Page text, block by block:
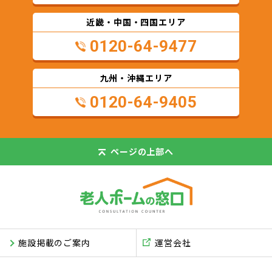
近畿・中国・四国エリア
0120-64-9477
九州・沖縄エリア
0120-64-9405
ページの 上部へ
施設掲載のご案内 運営会社